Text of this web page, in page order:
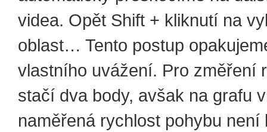
videa. Opět Shift + kliknutí na
oblast… Tento postup
vlastního uvážení. Pro změření
stačí dva body, avšak na grafu
naměřená rychlost pohybu není